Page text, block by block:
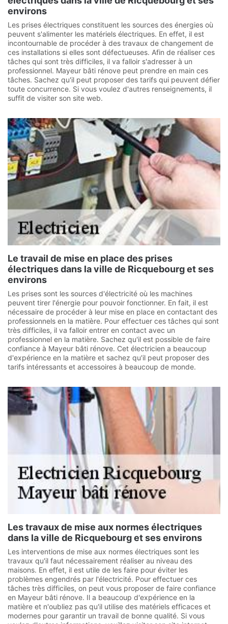
environs
Les prises électriques constituent les sources des énergies où
peuvent s'alimenter les matériels électriques. En effet, il est
incontournable de procéder à des travaux de changement de
ces installations si elles sont défectueuses. Afin de réaliser ces
tâches qui sont très difficiles, il va falloir s'adresser à un
professionnel. Mayeur bâti rénove peut prendre en main ces
tâches. Sachez qu'il peut proposer des tarifs qui peuvent défier
toute concurrence. Si vous voulez d'autres renseignements, il
suffit de visiter son site web.
Le travail de mise en place des prises
électriques dans la ville de Ricquebourg et ses
environs
Les prises sont les sources d'électricité où les machines
peuvent tirer l'énergie pour pouvoir fonctionner. En fait, il est
nécessaire de procéder à leur mise en place en contactant des
professionnels en la matière. Pour effectuer ces tâches qui sont
très difficiles, il va falloir entrer en contact avec un
professionnel en la matière. Sachez qu'il est possible de faire
confiance à Mayeur bâti rénove. Cet électricien a beaucoup
d'expérience en la matière et sachez qu'il peut proposer des
tarifs intéressants et accessoires à beaucoup de monde.
Les travaux de mise aux normes électriques
dans la ville de Ricquebourg et ses environs
Les interventions de mise aux normes électriques sont les
travaux qu'il faut nécessairement réaliser au niveau des
maisons. En effet, il est utile de les faire pour éviter les
problèmes engendrés par l'électricité. Pour effectuer ces
tâches très difficiles, on peut vous proposer de faire confiance
en Mayeur bâti rénove. Il a beaucoup d'expérience en la
matière et n'oubliez pas qu'il utilise des matériels efficaces et
modernes pour garantir un travail de bonne qualité. Si vous